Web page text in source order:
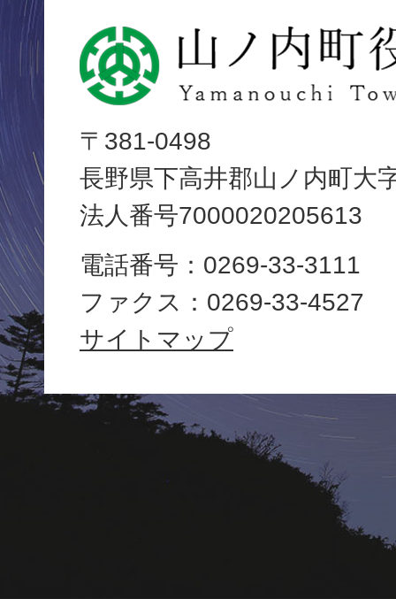
山
ノ
内
町
役
場
Yamanouchi
Town
〒381-0498
長野県下高井郡山ノ内町大
法人番号7000020205613
電話番号：0269-33-3111
ファクス：0269-33-4527
サイトマップ